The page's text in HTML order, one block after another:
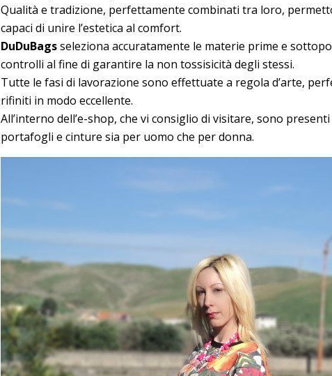
Qualità e tradizione, perfettamente combinati tra loro,
capaci di unire l’estetica al comfort.
DuDuBagsseleziona accuratamente le materie prime e
controlli al fine di garantire la non tossisicità degli stessi.
Tutte le fasi di lavorazione sono effettuate a regola d’arte,
rifiniti in modo eccellente.
All’interno dell’e-shop, che vi consiglio di visitare, sono
portafogli e cinture sia per uomo che per donna.